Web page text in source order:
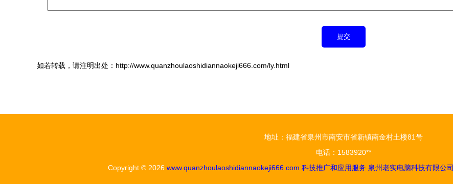
如若转载，请注明出处：http://www.quanzhoulaoshidiannaokeji666.com/ly.html
地址：福建省泉州市南安市省新镇南金村土楼81号
电话：1583920**
Copyright © 2026 www.quanzhoulaoshidiannaokeji666.com 科技推广和应用服务 泉州老实电脑科技有限公司